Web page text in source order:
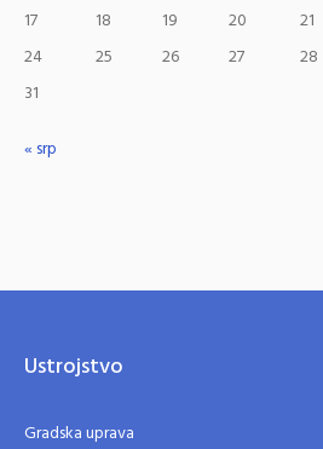
17
18 19 20 21
24
25 26 27 28
31
« srp
Ustrojstvo
Gradska uprava